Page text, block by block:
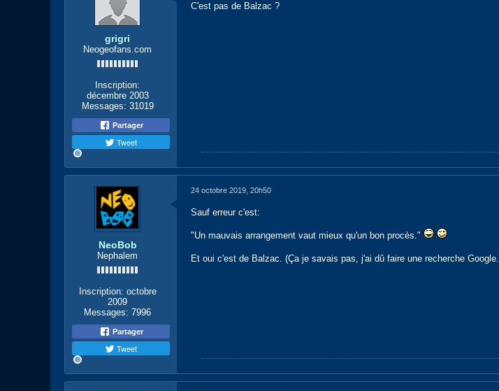
grigri
Neogeofans.com
Inscription:
décembre 2003
Messages: 31019
Partager
Tweet
C'est pas de Balzac ?
NeoBob
Nephalem
Inscription: octobre
2009
Messages: 7996
Partager
Tweet
24 octobre 2019, 20h50
Sauf erreur c'est:
"Un mauvais arrangement vaut mieux qu'un bon procès."
Et oui c'est de Balzac. (Ça je savais pas, j'ai dû faire une recherche Google.